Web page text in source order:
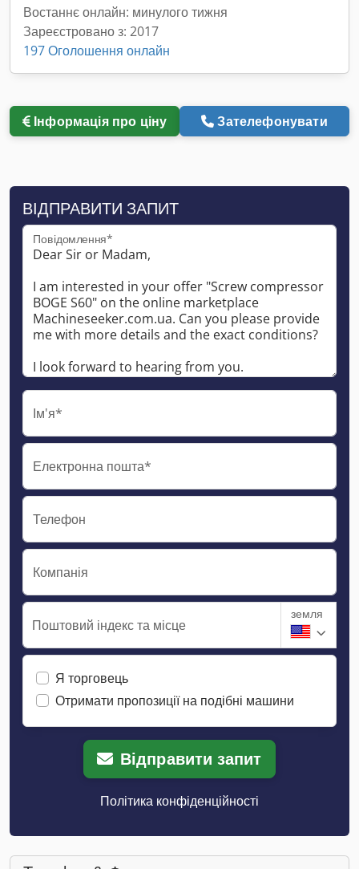
Востаннє онлайн: минулого тижня
Зареєстровано з: 2017
197 Оголошення онлайн
Інформація про ціну Зателефонувати
ВІДПРАВИТИ ЗАПИТ
Повідомлення*
Ім'я*
Електронна пошта*
Телефон
Компанія
Поштовий індекс та місце
земля
Я торговець
Отримати пропозиції на подібні машини
Відправити запит
Політика конфіденційності